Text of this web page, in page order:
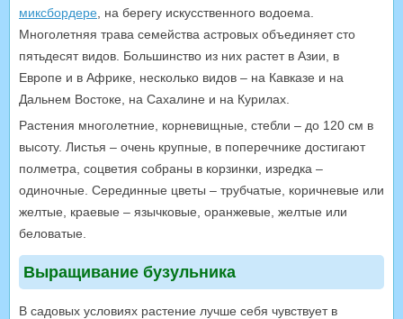
миксбордере , на берегу искусственного водоема.
Многолетняя трава семейства астровых объединяет сто
пятьдесят видов. Большинство из них растет в Азии, в
Европе и в Африке, несколько видов – на Кавказе и на
Дальнем Востоке, на Сахалине и на Курилах.
Растения многолетние, корневищные, стебли – до 120 см в
высоту. Листья – очень крупные, в поперечнике достигают
полметра, соцветия собраны в корзинки, изредка –
одиночные. Серединные цветы – трубчатые, коричневые или
желтые, краевые – язычковые, оранжевые, желтые или
беловатые.
Выращивание бузульника
В садовых условиях растение лучше себя чувствует в